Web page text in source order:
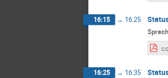
16:15 → 16:25
16:25 → 16:35